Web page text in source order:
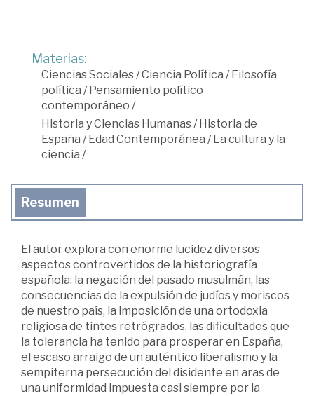
Materias:
Ciencias Sociales/Ciencia Política / Filosofía
política / Pensamiento político
contemporáneo /
Historia y Ciencias Humanas/ Historia de
España / Edad Contemporánea / La cultura y la
ciencia /
Resumen
El autor explora con enorme lucidez diversos
aspectos controvertidos de la historiografía
española: la negación del pasado musulmán, las
consecuencias de la expulsión de judíos y moriscos
de nuestro país, la imposición de una ortodoxia
religiosa de tintes retrógrados, las dificultades que
la tolerancia ha tenido para prosperar en España,
el escaso arraigo de un auténtico liberalismo y la
sempiterna persecución del disidente en aras de
una uniformidad impuesta casi siempre por la